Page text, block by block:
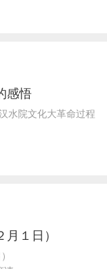
感悟
水院文化大革命过程
１日）